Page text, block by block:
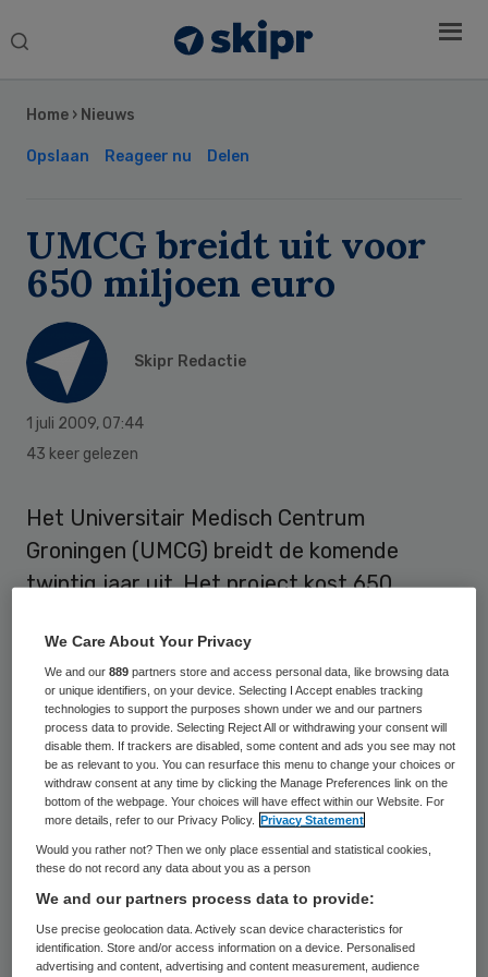
Search
Home › Nieuws
Opslaan Reageer nu Delen
UMCG breidt uit voor
650 miljoen euro
Skipr Redactie
1 juli 2009, 07:44
43 keer gelezen
Het Universitair Medisch Centrum
Groningen (UMCG) breidt de komende
twintig jaar uit. Het project kost 650
Groningen, het UMCG en de
Rijksuniversiteit Groningen (RuG) dinsdag
bekendgemaakt. Aan de noordzijde van het
ziekenhuisterrein komt nieuwbouw
bestemd voor het UMCG en de RuG.
Nieuwbouwplannen
Op het terrein komt onder meer een nieuw
onderzoekscentrum voor deRuG. De
psychologiefaculteit krijgt een nieuw
Sidebar
We Care About Your Privacy
We and our889 partners store and access personal data, like browsing data
or unique identifiers, on your device. Selecting I Accept enables tracking
technologies to support the purposes shown under we and our partners
process data to provide. Selecting Reject All or withdrawing your consent will
disable them. If trackers are disabled, some content and ads you see may not
be as relevant to you. You can resurface this menu to change your choices or
withdraw consent at any time by clicking the Manage Preferences link on the
bottom of the webpage. Your choices will have effect within our Website. For
more details, refer to our Privacy Policy.
Privacy Statement
Would you rather not? Then we only place essential and statistical cookies,
these do not record any data about you as a person
We and our partners process data to provide:
Use precise geolocation data. Actively scan device characteristics for
identification. Store and/or access information on a device. Personalised
advertising and content, advertising and content measurement, audience